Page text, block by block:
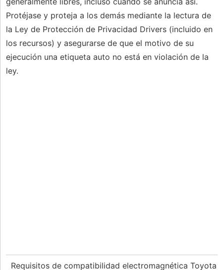
Protéjase y proteja a los demás mediante la lectura de
la Ley de Protección de Privacidad Drivers (incluido en
los recursos) y asegurarse de que el motivo de su
ejecución una etiqueta auto no está en violación de la
ley.
Requisitos de compatibilidad electromagnética Toyota